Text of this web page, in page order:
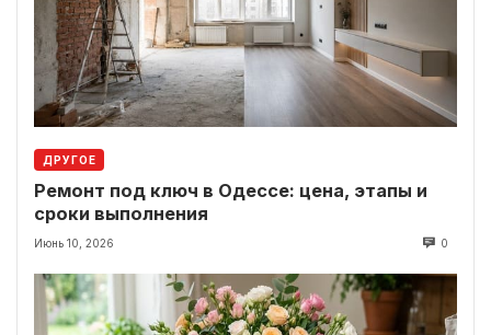
ДРУГОЕ
Ремонт под ключ в Одессе: цена, этапы и
сроки выполнения
Июнь 10, 2026 0